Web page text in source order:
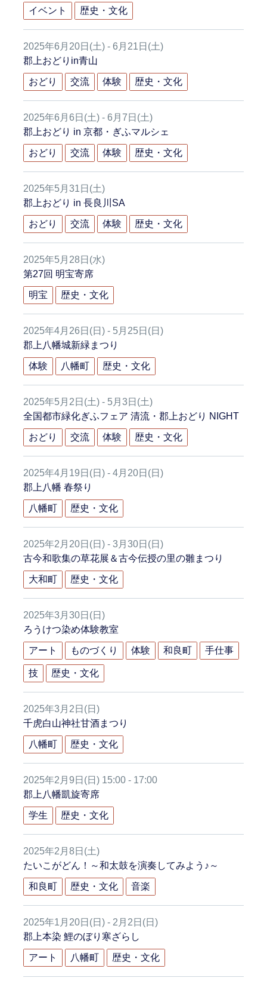
イベント 歴史・文化
2025年6月20日(土) - 6月21日(土)
郡上おどりin青山
おどり 交流 体験 歴史・文化
2025年6月6日(土) - 6月7日(土)
郡上おどり in 京都・ぎふマルシェ
おどり 交流 体験 歴史・文化
2025年5月31日(土)
郡上おどり in 長良川SA
おどり 交流 体験 歴史・文化
2025年5月28日(水)
第27回 明宝寄席
明宝 歴史・文化
2025年4月26日(日) - 5月25日(日)
郡上八幡城新緑まつり
体験 八幡町 歴史・文化
2025年5月2日(土) - 5月3日(土)
全国都市緑化ぎふフェア 清流・郡上おどり NIGHT
おどり 交流 体験 歴史・文化
2025年4月19日(日) - 4月20日(日)
郡上八幡 春祭り
八幡町 歴史・文化
2025年2月20日(日) - 3月30日(日)
古今和歌集の草花展＆古今伝授の里の雛まつり
大和町 歴史・文化
2025年3月30日(日)
ろうけつ染め体験教室
アート ものづくり 体験 和良町 手仕事
技 歴史・文化
2025年3月2日(日)
千虎白山神社甘酒まつり
八幡町 歴史・文化
2025年2月9日(日) 15:00 - 17:00
郡上八幡凱旋寄席
学生 歴史・文化
2025年2月8日(土)
たいこがどん！～和太鼓を演奏してみよう♪～
和良町 歴史・文化 音楽
2025年1月20日(日) - 2月2日(日)
郡上本染 鯉のぼり寒ざらし
アート 八幡町 歴史・文化